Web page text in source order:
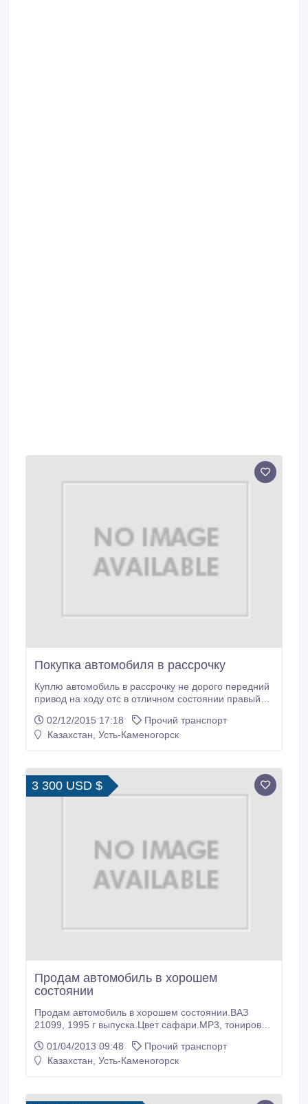
Покупка автомобиля в рассрочку
Куплю автомобиль в рассрочку не дорого передний
привод на ходу отс в отличном состоянии правый
02/12/2015 17:18
Прочий транспорт
Казахстан, Усть-Каменогорск
3 300 USD $
Продам автомобиль в хорошем
состоянии
Продам автомобиль в хорошем состоянии.ВАЗ
21099, 1995 г выпуска.Цвет сафари.MP3, тонировка,
01/04/2013 09:48
Прочий транспорт
Казахстан, Усть-Каменогорск